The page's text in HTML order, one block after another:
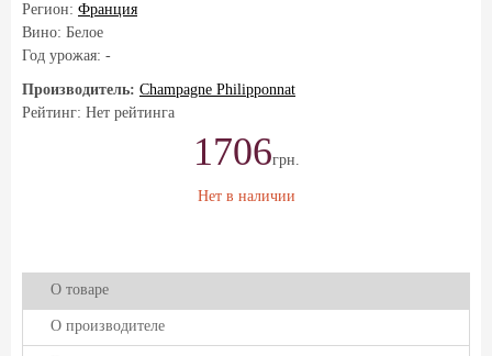
Регион: Франция
Вино: Белое
Год урожая: -
Производитель: Champagne Philipponnat
Рейтинг: Нет рейтинга
1706грн.
Нет в наличии
О товаре
О производителе